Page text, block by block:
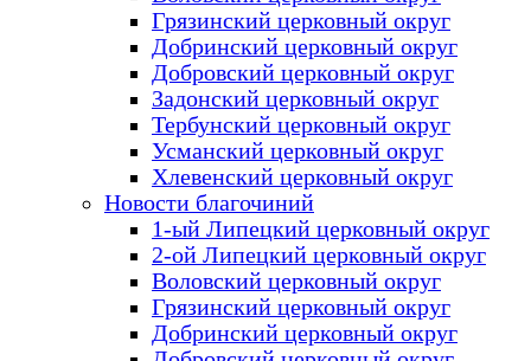
Грязинский церковный округ
Добринский церковный округ
Добровский церковный округ
Задонский церковный округ
Тербунский церковный округ
Усманский церковный округ
Хлевенский церковный округ
Новости благочиний
1-ый Липецкий церковный округ
2-ой Липецкий церковный округ
Воловский церковный округ
Грязинский церковный округ
Добринский церковный округ